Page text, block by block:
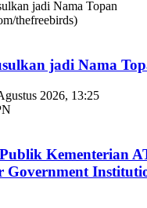
jadi Nama
2026, 13:25
Kementerian
Government